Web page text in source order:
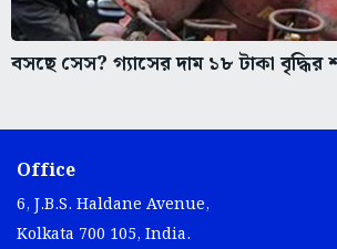
বসছে সেস? গ্যাসের দাম ১৮ টাকা বৃদ্ধির
Office
6, J.B.S. Haldane Avenue,
Kolkata 700 105, India.